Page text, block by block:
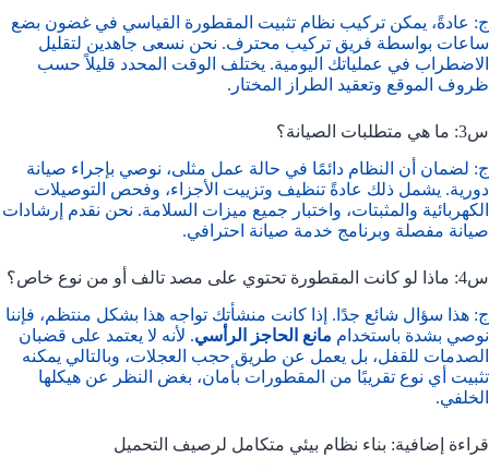
ج: عادةً، يمكن تركيب نظام تثبيت المقطورة القياسي في غضون بضع
ساعات بواسطة فريق تركيب محترف. نحن نسعى جاهدين لتقليل
الاضطراب في عملياتك اليومية. يختلف الوقت المحدد قليلاً حسب
ظروف الموقع وتعقيد الطراز المختار.
س3: ما هي متطلبات الصيانة؟
ج: لضمان أن النظام دائمًا في حالة عمل مثلى، نوصي بإجراء صيانة
دورية. يشمل ذلك عادةً تنظيف وتزييت الأجزاء، وفحص التوصيلات
الكهربائية والمثبتات، واختبار جميع ميزات السلامة. نحن نقدم إرشادات
صيانة مفصلة وبرنامج خدمة صيانة احترافي.
س4: ماذا لو كانت المقطورة تحتوي على مصد تالف أو من نوع خاص؟
ج: هذا سؤال شائع جدًا. إذا كانت منشأتك تواجه هذا بشكل منتظم، فإننا
نوصي بشدة باستخدام مانع الحاجز الرأسي. لأنه لا يعتمد على قضبان
الصدمات للقفل، بل يعمل عن طريق حجب العجلات، وبالتالي يمكنه
تثبيت أي نوع تقريبًا من المقطورات بأمان، بغض النظر عن هيكلها
الخلفي.
قراءة إضافية: بناء نظام بيئي متكامل لرصيف التحميل